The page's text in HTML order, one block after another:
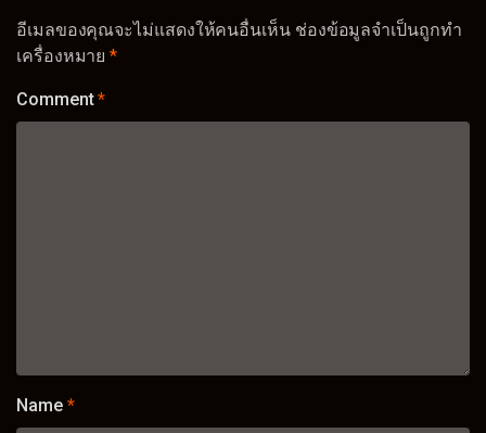
อีเมลของคุณจะไม่แสดงให้คนอื่นเห็น ช่องข้อมูลจำเป็นถูกทำ
เครื่องหมาย*
Comment*
Name *